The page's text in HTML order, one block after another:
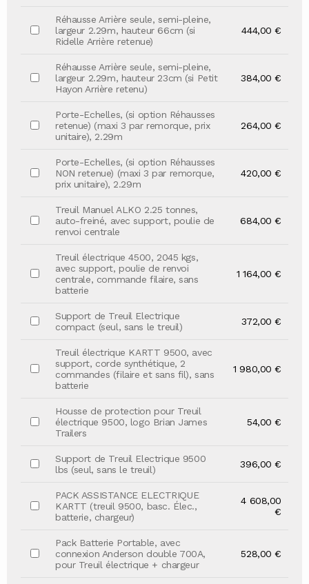
Réhausse Arrière seule, semi-pleine,
largeur 2.29m, hauteur 66cm (si
Ridelle Arrière retenue)
444,00 €
Réhausse Arrière seule, semi-pleine,
largeur 2.29m, hauteur 23cm (si Petit
Hayon Arrière retenu)
384,00 €
Porte-Echelles, (si option Réhausses
retenue) (maxi 3 par remorque, prix
unitaire), 2.29m
264,00 €
Porte-Echelles, (si option Réhausses
NON retenue) (maxi 3 par remorque,
prix unitaire), 2.29m
420,00 €
Treuil Manuel ALKO 2.25 tonnes,
auto-freiné, avec support, poulie de
renvoi centrale
684,00 €
Treuil électrique 4500, 2045 kgs,
avec support, poulie de renvoi
centrale, commande filaire, sans
batterie
1 164,00 €
Support de Treuil Electrique
compact (seul, sans le treuil)
372,00 €
Treuil électrique KARTT 9500, avec
support, corde synthétique, 2
commandes (filaire et sans fil), sans
batterie
1 980,00 €
Housse de protection pour Treuil
électrique 9500, logo Brian James
Trailers
54,00 €
Support de Treuil Electrique 9500
lbs (seul, sans le treuil)
396,00 €
PACK ASSISTANCE ELECTRIQUE
KARTT (treuil 9500, basc. Élec.,
batterie, chargeur)
4 608,00
€
Pack Batterie Portable, avec
connexion Anderson double 700A,
pour Treuil électrique + chargeur
528,00 €